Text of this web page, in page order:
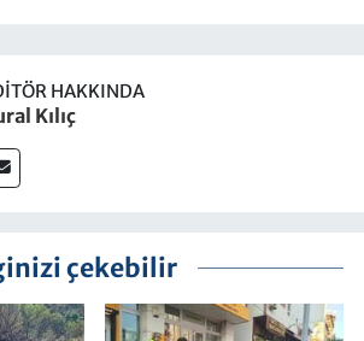
HAKKINDA
Kılıç
çekebilir